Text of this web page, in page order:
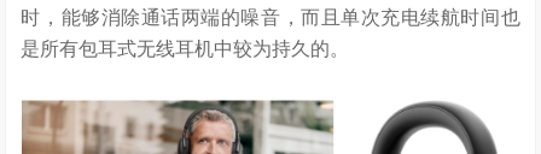
时，能够消除通话两端的噪音，而且单次充电续航时间也
是所有包耳式无线耳机中较为持久的。